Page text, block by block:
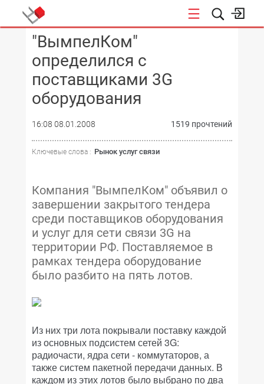
"ВымпелКом"
определился с
поставщиками 3G
оборудования
16:08 08.01.2008 1519 прочтений
Ключевые слова : Рынок услуг связи
Компания "ВымпелКом" объявил о
завершении закрытого тендера
среди поставщиков оборудования
и услуг для сети связи 3G на
территории РФ. Поставляемое в
рамках тендера оборудование
было разбито на пять лотов.
Из них три лота покрывали поставку каждой
из основных подсистем сетей 3G:
радиочасти, ядра сети - коммутаторов, а
также систем пакетной передачи данных. В
каждом из этих лотов было выбрано по два